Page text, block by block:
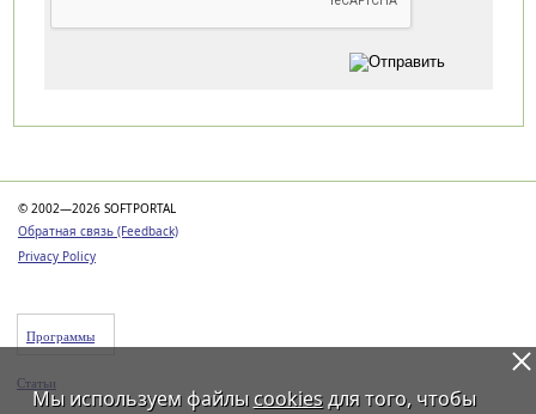
© 2002—2026 SOFTPORTAL
Обратная связь (Feedback)
Privacy Policy
Программы
Статьи
Мы используем файлы cookiesдля того, чтобы